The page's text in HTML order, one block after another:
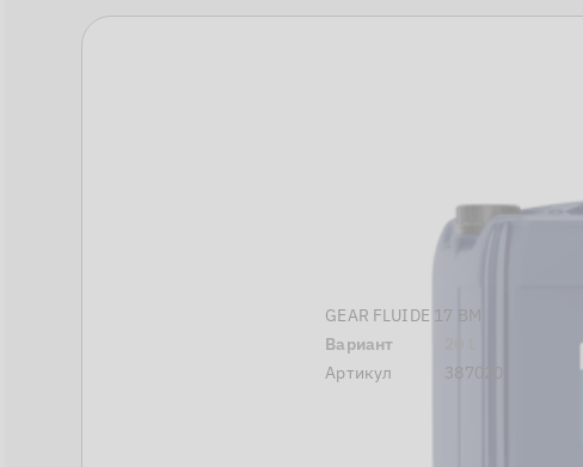
GEAR FLUIDE 17 BM
Вариант
Артикул
387020